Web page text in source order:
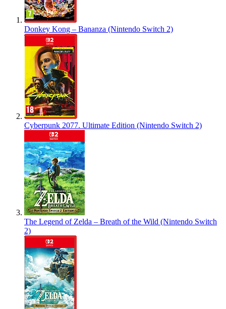
Donkey Kong – Bananza (Nintendo Switch 2)
Cyberpunk 2077. Ultimate Edition (Nintendo Switch 2)
The Legend of Zelda – Breath of the Wild (Nintendo Switch
2)